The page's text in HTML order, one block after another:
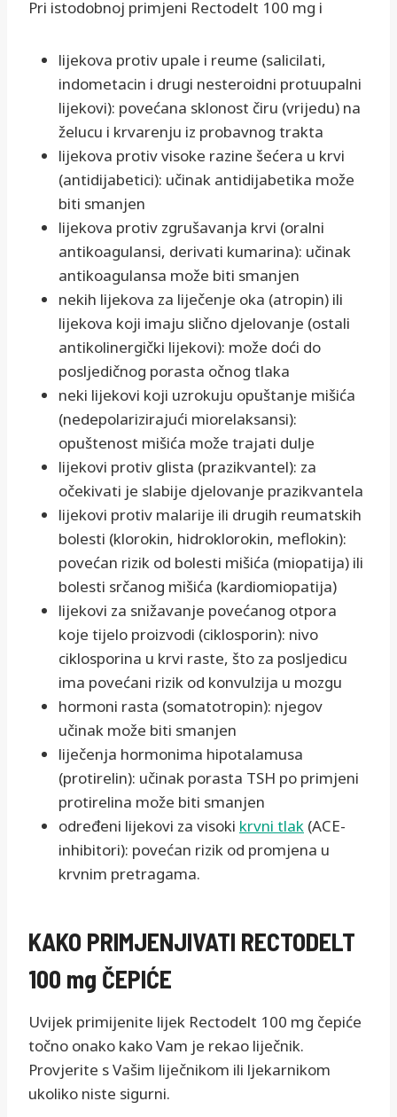
Pri istodobnoj primjeni Rectodelt 100 mg i
lijekova protiv upale i reume (salicilati,
indometacin i drugi nesteroidni protuupalni
lijekovi): povećana sklonost čiru (vrijedu) na
želucu i krvarenju iz probavnog trakta
lijekova protiv visoke razine šećera u krvi
(antidijabetici): učinak antidijabetika može
biti smanjen
lijekova protiv zgrušavanja krvi (oralni
antikoagulansi, derivati kumarina): učinak
antikoagulansa može biti smanjen
nekih lijekova za liječenje oka (atropin) ili
lijekova koji imaju slično djelovanje (ostali
antikolinergički lijekovi): može doći do
posljedičnog porasta očnog tlaka
neki lijekovi koji uzrokuju opuštanje mišića
(nedepolarizirajući miorelaksansi):
opuštenost mišića može trajati dulje
lijekovi protiv glista (prazikvantel): za
očekivati je slabije djelovanje prazikvantela
lijekovi protiv malarije ili drugih reumatskih
bolesti (klorokin, hidroklorokin, meflokin):
povećan rizik od bolesti mišića (miopatija) ili
bolesti srčanog mišića (kardiomiopatija)
lijekovi za snižavanje povećanog otpora
koje tijelo proizvodi (ciklosporin): nivo
ciklosporina u krvi raste, što za posljedicu
ima povećani rizik od konvulzija u mozgu
hormoni rasta (somatotropin): njegov
učinak može biti smanjen
liječenja hormonima hipotalamusa
(protirelin): učinak porasta TSH po primjeni
protirelina može biti smanjen
određeni lijekovi za visoki krvni tlak (ACE-
inhibitori): povećan rizik od promjena u
krvnim pretragama.
KAKO PRIMJENJIVATI RECTODELT
100 mg ČEPIĆE
Uvijek primijenite lijek Rectodelt 100 mg čepiće
točno onako kako Vam je rekao liječnik.
Provjerite s Vašim liječnikom ili ljekarnikom
ukoliko niste sigurni.